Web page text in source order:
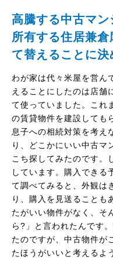
高騰する中古マン
所有する住居兼
て替えることに決
わが家は代々米屋を営ん
えることにしたのは店舗
て使っていました。これ
の賃貸物件を建設しても
息子への相続対策を考え
り、どこかにいい中古マ
こち探してみたのです。
しています。購入できる
て調べてみると、外観は
り、購入を見送ることも
たがいい物件がなく、そ
ら?」と言われたんです
たのですが、中古物件が
たほうがいいと考えるよ